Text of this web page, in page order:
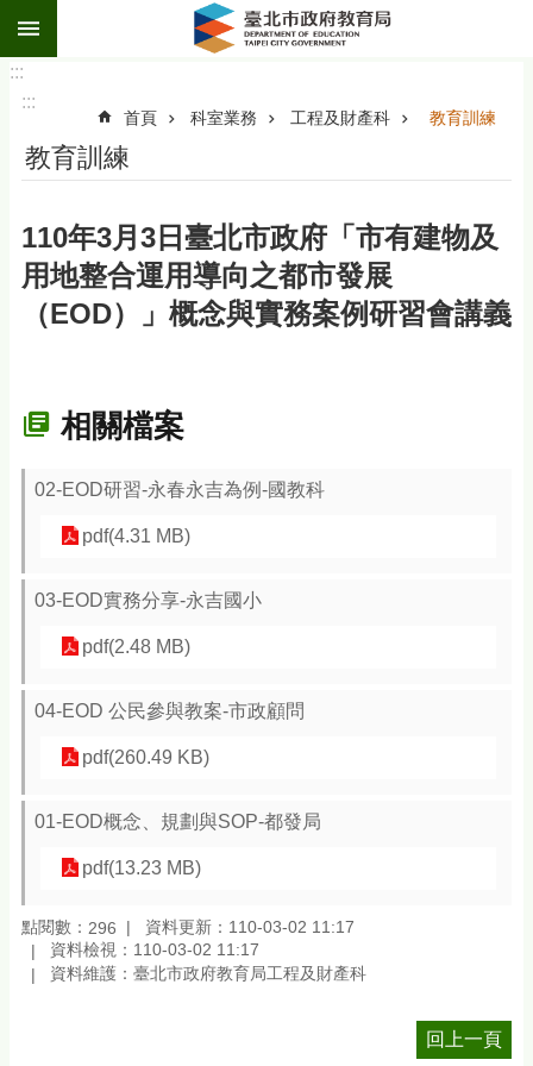
跳到主要內容區塊
:::
:::
首頁 科室業務 工程及財產科 教育訓練
教育訓練
110年3月3日臺北市政府「市有建物及
用地整合運用導向之都市發展
（EOD）」概念與實務案例研習會講義
相關檔案
02-EOD研習-永春永吉為例-國教科
pdf(4.31 MB)
03-EOD實務分享-永吉國小
pdf(2.48 MB)
04-EOD 公民參與教案-市政顧問
pdf(260.49 KB)
01-EOD概念、規劃與SOP-都發局
pdf(13.23 MB)
點閱數： 296
資料更新：110-03-02 11:17
資料檢視：110-03-02 11:17
資料維護：臺北市政府教育局工程及財產科
回上一頁